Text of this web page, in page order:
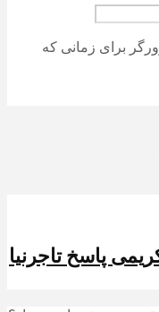
برای زمانی که
پاسخ تاجرنیا